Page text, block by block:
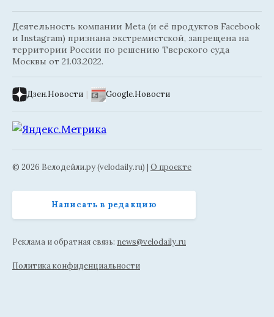
Деятельность компании Meta (и её продуктов Facebook
и Instagram) признана экстремистской, запрещена на
территории России по решению Тверского суда
Москвы от 21.03.2022.
Дзен.Новости | Google.Новости
© 2026 Велодейли.ру (velodaily.ru) | О проекте
Написать в редакцию
Реклама и обратная связь: news@velodaily.ru
Политика конфиденциальности